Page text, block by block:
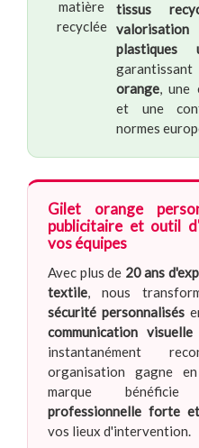
tissus
plastiques
orange, une
et une
normes
Gilet orange
publicitaire et outil
vos équipes
Avec plus de 20 ans
textile, nous
sécurité personnalisés
communication visuelle
instantanément
organisation gagne
marque
professionnelle forte
vos lieux d'intervention.